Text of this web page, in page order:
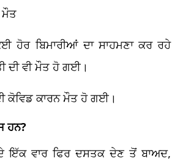
ਮੌਤ
ਹੋਰ ਬਿਮਾਰੀਆਂ ਦਾ ਸਾਹਮਣਾ ਕਰ ਰਹੇ
ਦੀ ਵੀ ਮੌਤ ਹੋ ਗਈ।
ਕੋਵਿਡ ਕਾਰਨ ਮੌਤ ਹੋ ਗਈ।
ਹਨ?
ਇੱਕ ਵਾਰ ਫਿਰ ਦਸਤਕ ਦੇਣ ਤੋਂ ਬਾਅਦ,